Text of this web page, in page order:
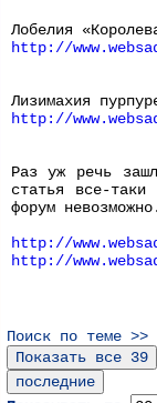
Лобелия
http://
Лизимахия
http://
Раз уж речь
статья все-таки
форум невозможно.
http://
http://
Поиск по теме >>